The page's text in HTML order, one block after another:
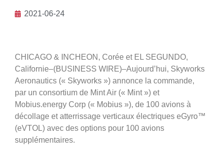
2021-06-24
CHICAGO & INCHEON, Corée et EL SEGUNDO,
Californie–(BUSINESS WIRE)–Aujourd’hui, Skyworks
Aeronautics (« Skyworks ») annonce la commande,
par un consortium de Mint Air (« Mint ») et
Mobius.energy Corp (« Mobius »), de 100 avions à
décollage et atterrissage verticaux électriques eGyro™
(eVTOL) avec des options pour 100 avions
supplémentaires.